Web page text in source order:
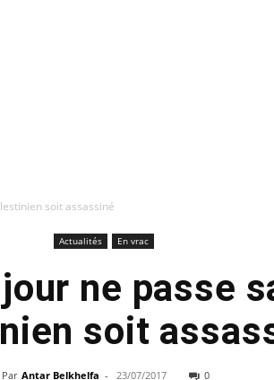
soit assassiné
Actualités En vrac
ne passe
soit
Par Antar Belkhelfa - 23/07/2017 0